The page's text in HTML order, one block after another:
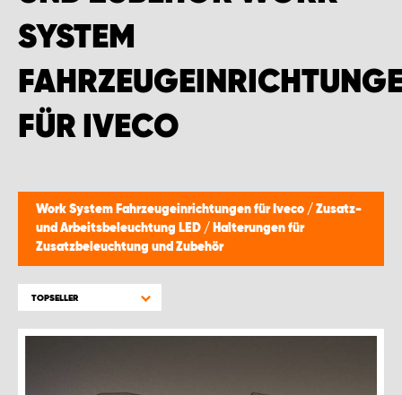
SYSTEM
FÜR IVECO
Work System Fahrzeugeinrichtungen für Iveco / Zusatz-
und Arbeitsbeleuchtung LED / Halterungen für
Zusatzbeleuchtung und Zubehör
TOPSELLER